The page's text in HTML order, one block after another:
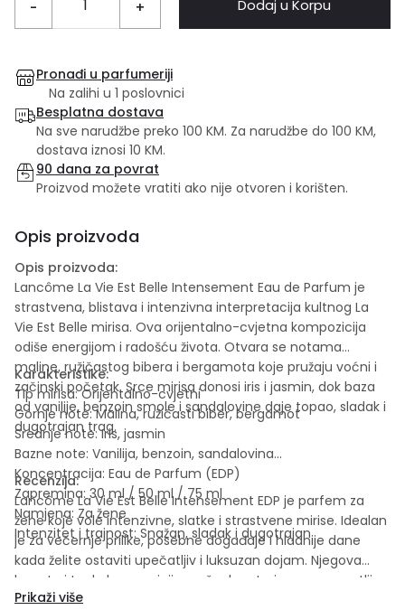
- + Dodaj u Korpu
Pronađi u parfumeriji
Na zalihi u 1 poslovnici
Besplatna dostava
Na sve narudžbe preko 100 KM. Za narudžbe do 100 KM,
dostava iznosi 10 KM.
90 dana za povrat
Proizvod možete vratiti ako nije otvoren i korišten.
Opis proizvoda
Opis proizvoda:
Lancôme La Vie Est Belle Intensement Eau de Parfum je
strastvena, blistava i intenzivna interpretacija kultnog La
Vie Est Belle mirisa. Ova orijentalno-cvjetna kompozicija
odiše energijom i radošću života. Otvara se notama
maline, ružičastog bibera i bergamota koje pružaju voćni i
začinski početak. Srce mirisa donosi iris i jasmin, dok baza
od vanilije, benzoin smole i sandalovine daje topao, sladak i
dugotrajan trag.
Karakteristike:
Tip mirisa: Orijentalno-cvjetni
Gornje note: Malina, ružičasti biber, bergamot
Srednje note: Iris, jasmin
Bazne note: Vanilija, benzoin, sandalovina
Koncentracija: Eau de Parfum (EDP)
Zapremina: 30 ml / 50 ml / 75 ml
Namjena: Za žene
Intenzitet i trajnost: Snažan, sladak i dugotrajan
Recenzija:
Lancôme La Vie Est Belle Intensement EDP je parfem za
žene koje vole intenzivne, slatke i strastvene mirise. Idealan
je za večernje prilike, posebne događaje i hladnije dane
kada želite ostaviti upečatljiv i luksuzan dojam. Njegova
bogata i topla kompozicija pruža dugotrajan, prepoznatljiv
mirisni trag.
Prikaži više